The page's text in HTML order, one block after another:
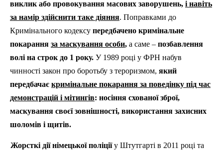
виклик або провокування масових заворушень, і навіть
за намір здійснити таке діяння. Поправками до
Кримінального кодексу передбачено кримінальне
покарання за маскування особи, а саме – позбавлення
волі на строк до 1 року. У 1989 році у ФРН набув
чинності закон про боротьбу з тероризмом, який
передбачає кримінальне покарання за поведінку під час
демонстрацій і мітингів: носіння схованої зброї,
маскування своєї зовнішності, використання захисних
шоломів і щитів.
Жорсткі дії німецької поліціїу Штутгарті в 2011 році та